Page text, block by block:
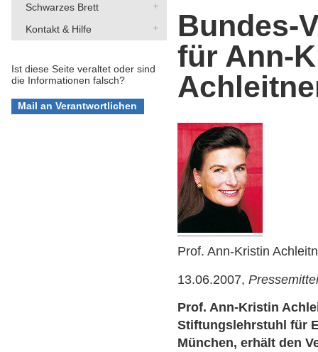
Schwarzes Brett
Kontakt & Hilfe
Ist diese Seite veraltet oder sind
die Informationen falsch?
Bundes-
für Ann-
Prof. Ann-Kristin
13.06.2007,
Prof. Ann-Kristin
Stiftungslehrstuhl für
München, erhält den